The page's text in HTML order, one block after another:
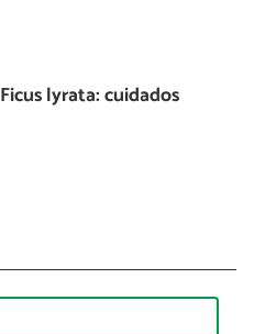
Ficus lyrata: cuidados